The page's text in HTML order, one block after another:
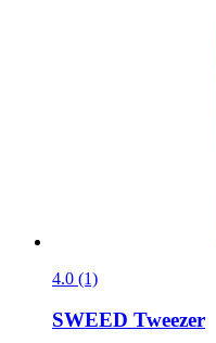
4.0 (1)
SWEED Tweezer